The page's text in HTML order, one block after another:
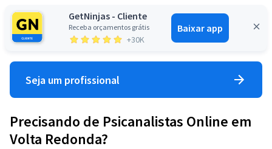
GetNinjas - Cliente
Receba orçamentos grátis
+30K
Baixar app
Entrar
Seja um profissional
Precisando de Psicanalistas Online em
Volta Redonda?